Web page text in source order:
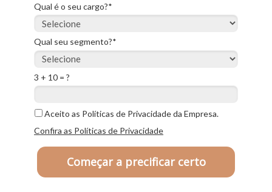
Qual é o seu cargo?*
Qual seu segmento?*
3 + 10 = ?
Aceito as Políticas de Privacidade da Empresa.
Confira as Políticas de Privacidade
Começar a precificar certo